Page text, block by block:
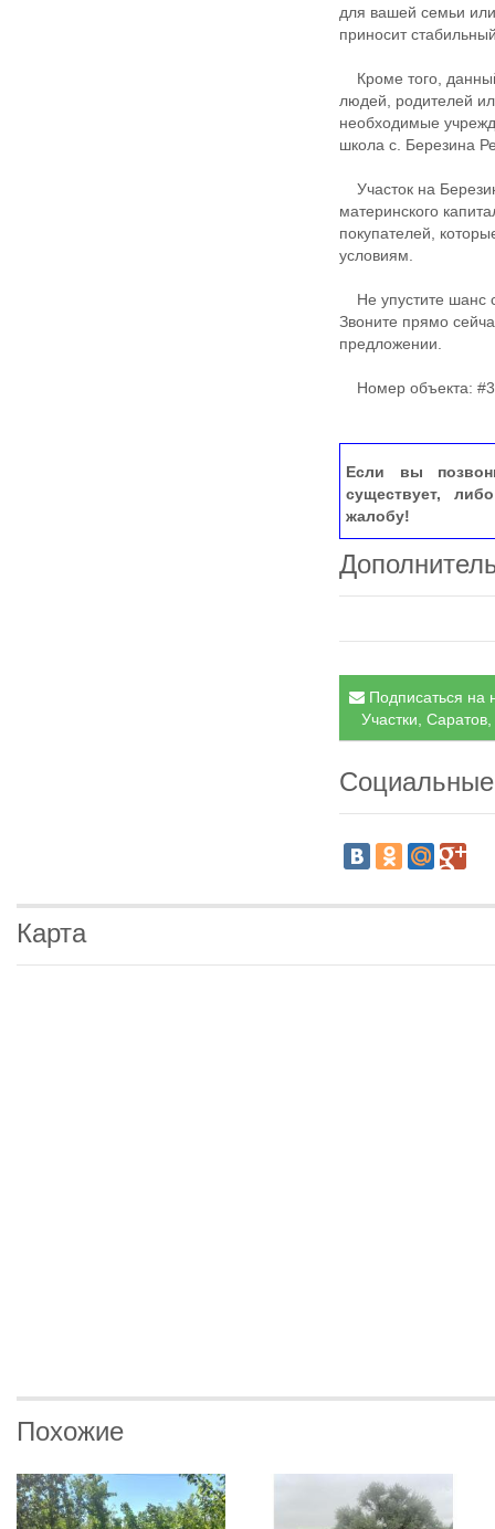
для вашей семьи
приносит
Кроме того,
людей, родителей
необходимые
школа с. Березина
Участок на
материнского
покупателей,
условиям.
Не упустите шанс
Звоните прямо
предложении.
Номер объекта:
Если вы
существует,
жалобу!
Подписаться на
Участки,
Карта
Похожие